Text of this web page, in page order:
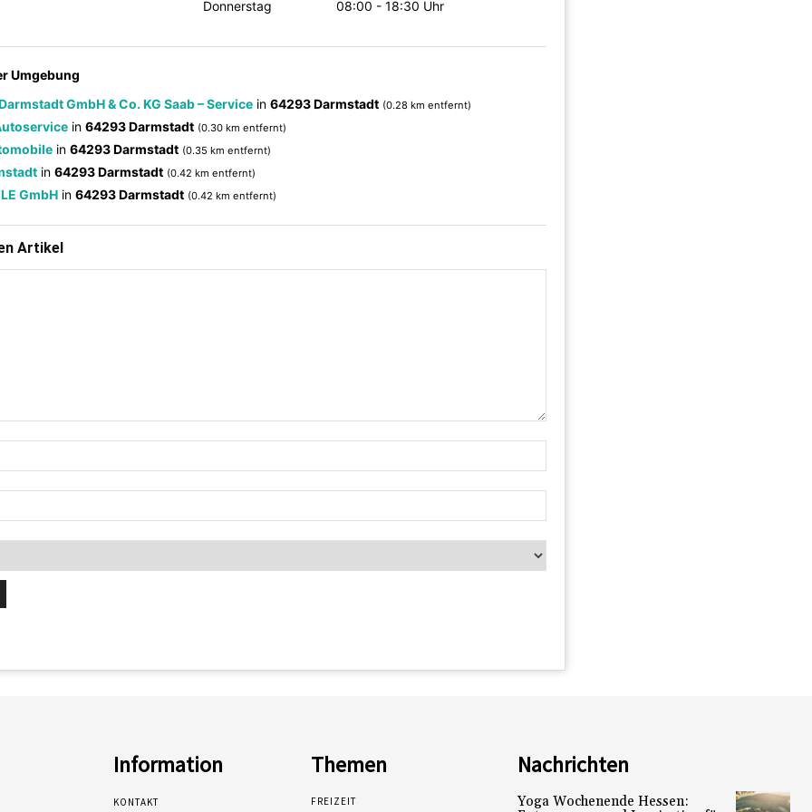
Donnerstag 08:00 - 18:30 Uhr
Umgebung
GmbH & Co. KG Saab – Service in 64293 Darmstadt (0.28 km entfernt)
in 64293 Darmstadt (0.30 km entfernt)
in 64293 Darmstadt (0.35 km entfernt)
in 64293 Darmstadt (0.42 km entfernt)
GmbH in 64293 Darmstadt (0.42 km entfernt)
Artikel
Information
KONTAKT
Themen
FREIZEIT
Nachrichten
Yoga Wochenende Hessen: